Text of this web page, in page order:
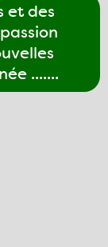
et des
.......